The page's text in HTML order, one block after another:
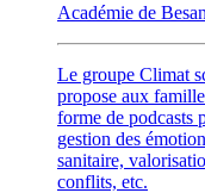
Académie de
Le groupe Climat
propose aux
forme de podcasts
gestion des
sanitaire,
conflits, etc.